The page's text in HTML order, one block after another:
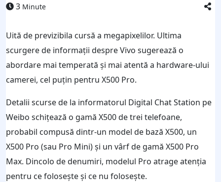
3 Minute
Uită de previzibila cursă a megapixelilor. Ultima
scurgere de informații despre Vivo sugerează o
abordare mai temperată și mai atentă a hardware-ului
camerei, cel puțin pentru X500 Pro.
Detalii scurse de la informatorul Digital Chat Station pe
Weibo schițează o gamă X500 de trei telefoane,
probabil compusă dintr-un model de bază X500, un
X500 Pro (sau Pro Mini) și un vârf de gamă X500 Pro
Max. Dincolo de denumiri, modelul Pro atrage atenția
pentru ce folosește și ce nu folosește.